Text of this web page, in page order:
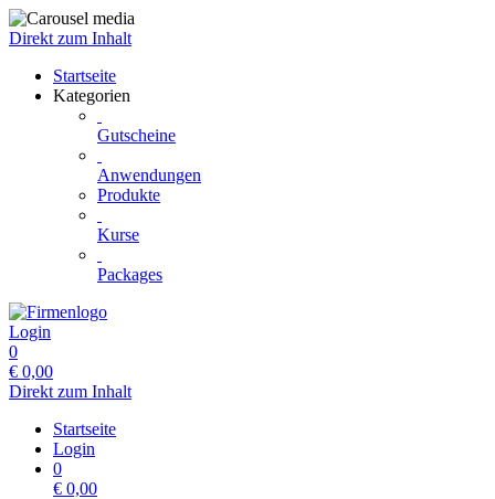
Direkt zum Inhalt
Startseite
Kategorien
Gutscheine
Anwendungen
Produkte
Kurse
Packages
Login
0
€ 0,00
Direkt zum Inhalt
Startseite
Login
0
€ 0,00